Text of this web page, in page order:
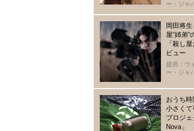
ー・ジャ
岡田将
屋“姉弟“
「殺し
ビュー
提供：ウ
ー・ジャ
おうち時
小さく
プロジェ
Nova」